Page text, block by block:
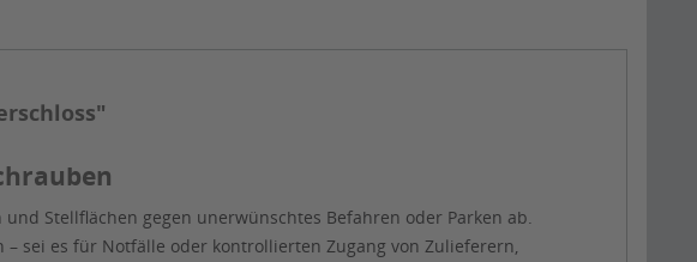
Stellflächen gegen unerwünschtes Befahren oder Parken ab.
sei es für Notfälle oder kontrollierten Zugang von Zulieferern,